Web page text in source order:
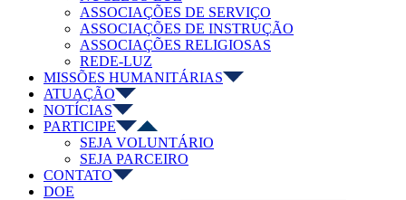
ASSOCIAÇÕES DE SERVIÇO
ASSOCIAÇÕES DE INSTRUÇÃO
ASSOCIAÇÕES RELIGIOSAS
REDE-LUZ
MISSÕES HUMANITÁRIAS
ATUAÇÃO
NOTÍCIAS
PARTICIPE
SEJA VOLUNTÁRIO
SEJA PARCEIRO
CONTATO
DOE